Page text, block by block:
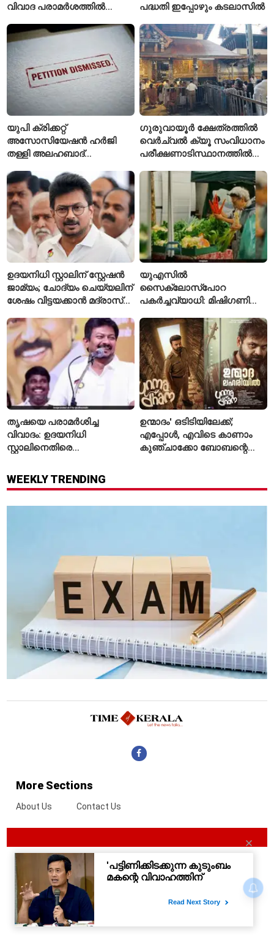
വിവാദ പരാമർശത്തിൽ
സി.പി. ജോൺ
പദ്ധതി ഇപ്പോഴും കടലാസിൽ
യുപി ക്രിക്കറ്റ്
അസോസിയേഷൻ ഹർജി
തള്ളി അലഹബാദ്
ഗുരുവായൂർ ക്ഷേത്രത്തിൽ
വെർച്വൽ ക്യൂ സംവിധാനം
പരീക്ഷണാടിസ്ഥാനത്തിൽ
ഉദയനിധി സ്റ്റാലിന് സ്റ്റേഷൻ
ജാമ്യം; ചോദ്യം ചെയ്യലിന്
ശേഷം വിട്ടയക്കാൻ മദ്രാസ്
യുഎസിൽ
സൈക്ലോസ്പോറ
പകർച്ചവ്യാധി: മിഷിഗണിൽ
സ്ഥിരീകരിച്ചു
തൃഷയെ പരാമർശിച്ച
വിവാദം: ഉദയനിധി
സ്റ്റാലിനെതിരെ
എന്തെല്ലാം കുറ്റങ്ങൾ?
ഉന്മാദം' ഒടിടിയിലേക്ക്;
എപ്പോൾ, എവിടെ കാണാം
കുഞ്ചാക്കോ ബോബന്റെ
WEEKLY TRENDING
More Sections
About Us Contact Us